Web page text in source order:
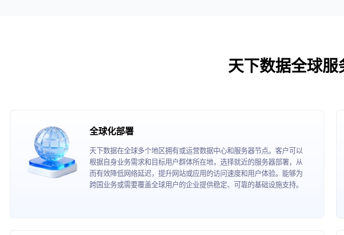
天下数据全球
全球化部署
天下数据在全球多个地区拥有或运营数据中心和服务器节点。客户可以
根据自身业务需求和目标用户群体所在地，选择就近的服务器部署，从
而有效降低网络延迟，提升网站或应用的访问速度和用户体验。能够为
跨国业务或需要覆盖全球用户的企业提供稳定、可靠的基础设施支持。